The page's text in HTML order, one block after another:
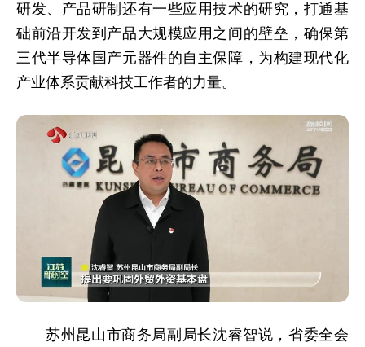
研发、产品研制还有一些应用技术的研究，打通基
础前沿开发到产品大规模应用之间的壁垒，确保第
三代半导体国产元器件的自主保障，为构建现代化
产业体系贡献科技工作者的力量。
苏州昆山市商务局副局长沈睿智说，省委全会